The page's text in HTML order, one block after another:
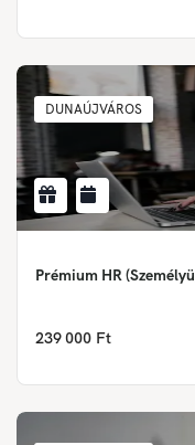
DUNAÚJVÁROS
Prémium HR
239 000 Ft